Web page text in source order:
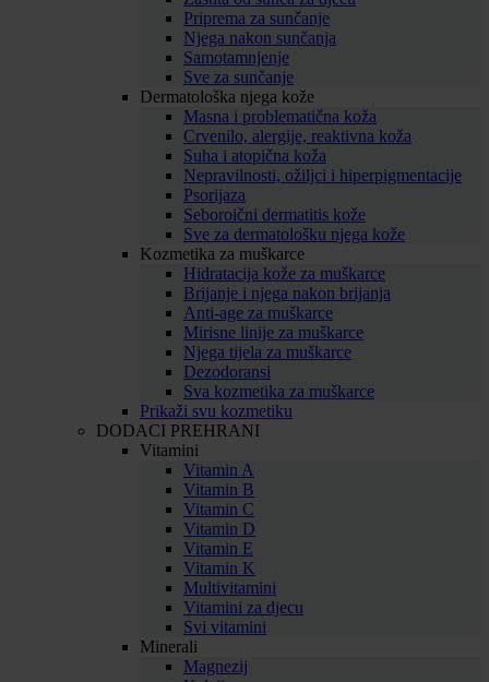
Priprema za sunčanje
Njega nakon sunčanja
Samotamnjenje
Sve za sunčanje
Dermatološka njega kože
Masna i problematična koža
Crvenilo, alergije, reaktivna koža
Suha i atopična koža
Nepravilnosti, ožiljci i hiperpigmentacije
Psorijaza
Seboroični dermatitis kože
Sve za dermatološku njega kože
Kozmetika za muškarce
Hidratacija kože za muškarce
Brijanje i njega nakon brijanja
Anti-age za muškarce
Mirisne linije za muškarce
Njega tijela za muškarce
Dezodoransi
Sva kozmetika za muškarce
Prikaži svu kozmetiku
DODACI PREHRANI
Vitamini
Vitamin A
Vitamin B
Vitamin C
Vitamin D
Vitamin E
Vitamin K
Multivitamini
Vitamini za djecu
Svi vitamini
Minerali
Magnezij